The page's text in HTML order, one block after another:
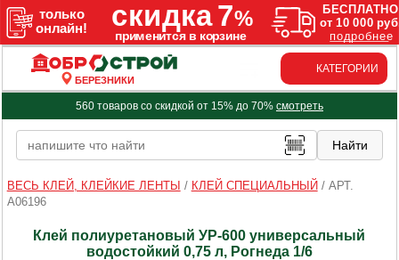
БЕРЕЗНИКИ
КАТЕГОРИИ
560 товаров со скидкой от 15% до 70% смотреть
ВЕСЬ КЛЕЙ, КЛЕЙКИЕ ЛЕНТЫ / КЛЕЙ СПЕЦИАЛЬНЫЙ / АРТ.
A06196
Клей полиуретановый УР-600 универсальный
водостойкий 0,75 л, Рогнеда 1/6